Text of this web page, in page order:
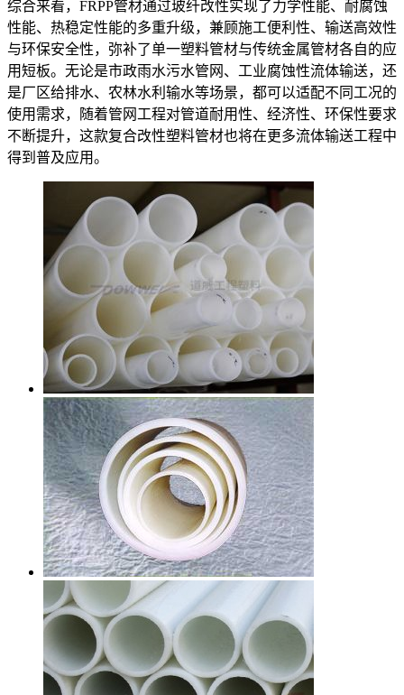
综合来看，FRPP管材通过玻纤改性实现了力学性能、耐腐蚀
性能、热稳定性能的多重升级，兼顾施工便利性、输送高效性
与环保安全性，弥补了单一塑料管材与传统金属管材各自的应
用短板。无论是市政雨水污水管网、工业腐蚀性流体输送，还
是厂区给排水、农林水利输水等场景，都可以适配不同工况的
使用需求，随着管网工程对管道耐用性、经济性、环保性要求
不断提升，这款复合改性塑料管材也将在更多流体输送工程中
得到普及应用。